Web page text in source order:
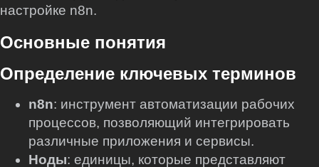
настройке n8n.
Основные понятия
Определение ключевых терминов
n8n: инструмент автоматизации рабочих
процессов, позволяющий интегрировать
различные приложения и сервисы.
Ноды: единицы, которые представляют